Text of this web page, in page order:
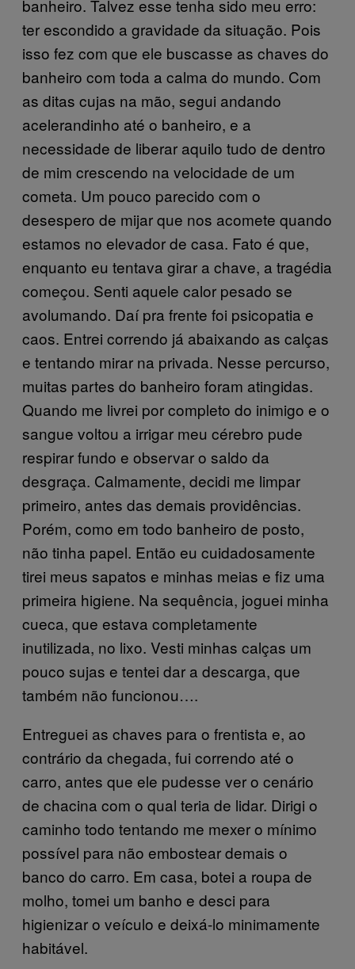
banheiro. Talvez esse tenha sido meu erro:
ter escondido a gravidade da situação. Pois
isso fez com que ele buscasse as chaves do
banheiro com toda a calma do mundo. Com
as ditas cujas na mão, segui andando
acelerandinho até o banheiro, e a
necessidade de liberar aquilo tudo de dentro
de mim crescendo na velocidade de um
cometa. Um pouco parecido com o
desespero de mijar que nos acomete quando
estamos no elevador de casa. Fato é que,
enquanto eu tentava girar a chave, a tragédia
começou. Senti aquele calor pesado se
avolumando. Daí pra frente foi psicopatia e
caos. Entrei correndo já abaixando as calças
e tentando mirar na privada. Nesse percurso,
muitas partes do banheiro foram atingidas.
Quando me livrei por completo do inimigo e o
sangue voltou a irrigar meu cérebro pude
respirar fundo e observar o saldo da
desgraça. Calmamente, decidi me limpar
primeiro, antes das demais providências.
Porém, como em todo banheiro de posto,
não tinha papel. Então eu cuidadosamente
tirei meus sapatos e minhas meias e fiz uma
primeira higiene. Na sequência, joguei minha
cueca, que estava completamente
inutilizada, no lixo. Vesti minhas calças um
pouco sujas e tentei dar a descarga, que
também não funcionou….
Entreguei as chaves para o frentista e, ao
contrário da chegada, fui correndo até o
carro, antes que ele pudesse ver o cenário
de chacina com o qual teria de lidar. Dirigi o
caminho todo tentando me mexer o mínimo
possível para não embostear demais o
banco do carro. Em casa, botei a roupa de
molho, tomei um banho e desci para
higienizar o veículo e deixá-lo minimamente
habitável.